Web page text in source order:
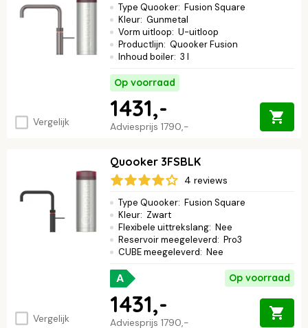
Vergelijk
Type Quooker: Fusion Square
Kleur: Gunmetal
Vorm uitloop: U-uitloop
Productlijn: Quooker Fusion
Inhoud boiler: 3 l
Op voorraad
Adviesprijs 1790,-
1431,-
Vergelijk
Quooker 3FSBLK
4 reviews
Type Quooker: Fusion Square
Kleur: Zwart
Flexibele uittrekslang: Nee
Reservoir meegeleverd: Pro3
CUBE meegeleverd: Nee
A Op voorraad
Adviesprijs 1790,-
1431,-